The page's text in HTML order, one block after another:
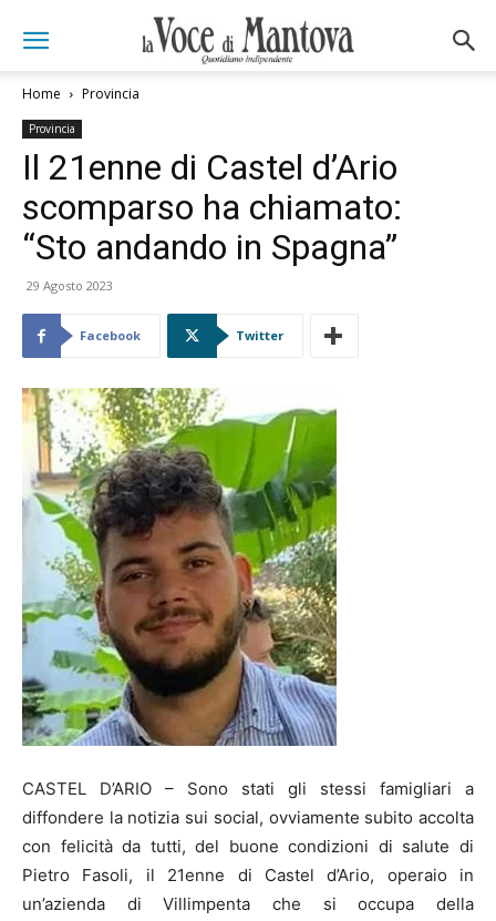
Home Provincia
Provincia
Il 21enne di Castel d’Ario
scomparso ha chiamato:
“Sto andando in Spagna”
29 Agosto 2023
Facebook Twitter
CASTEL D’ARIO – Sono stati gli stessi famigliari a
diffondere la notizia sui social, ovviamente subito accolta
con felicità da tutti, del buone condizioni di salute di
Pietro Fasoli, il 21enne di Castel d’Ario, operaio in
un’azienda di Villimpenta che si occupa della